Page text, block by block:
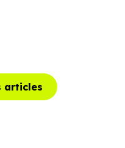
articles